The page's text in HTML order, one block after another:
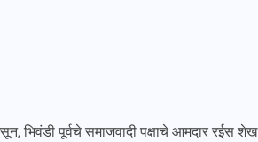
भिवंडी पूर्वचे समाजवादी पक्षाचे आमदार रईस शेख